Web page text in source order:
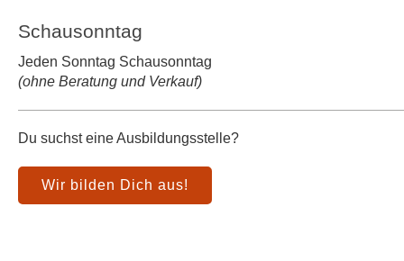
Schausonntag
Jeden Sonntag Schausonntag
(ohne Beratung und Verkauf)
Du suchst eine Ausbildungsstelle?
Wir bilden Dich aus!